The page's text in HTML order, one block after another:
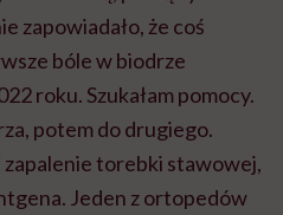
zapowiadało, że coś
bóle w biodrze
roku. Szukałam pomocy.
potem do drugiego.
zapalenie torebki stawowej,
Jeden z ortopedów